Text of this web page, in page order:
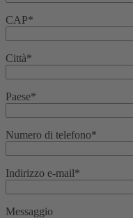
CAP*
Città*
Paese*
Numero di telefono*
Indirizzo e-mail*
Messaggio